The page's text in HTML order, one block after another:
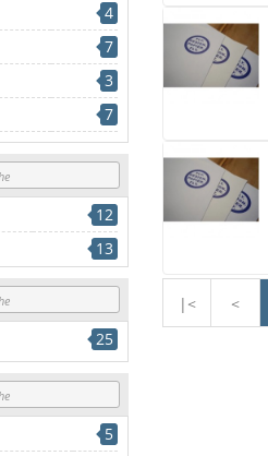
4
7
3
7
1
12
13
25
5
|< <